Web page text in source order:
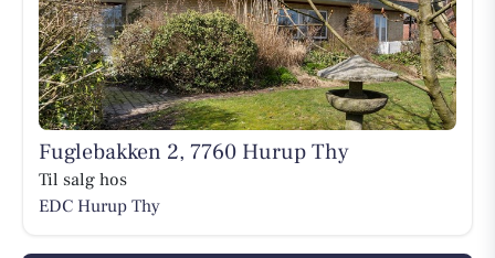
Fuglebakken 2, 7760 Hurup Thy
Til salg hos
EDC Hurup Thy